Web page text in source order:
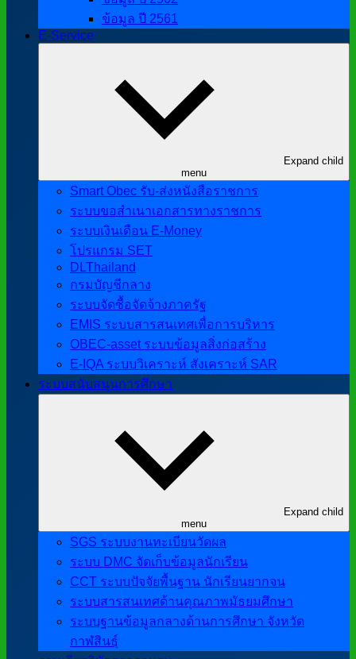
ข้อมูล ปี 2561
E-Service
Expand child
menu
Smart Obec รับ-ส่งหนังสือราชการ
ระบบขอสำเนาเอกสารทางราชการ
ระบบเงินเดือน E-Money
โปรแกรม SET
DLThailand
กรมบัญชีกลาง
ระบบจัดซื้อจัดจ้างภาครัฐ
EMIS ระบบสารสนเทศเพื่อการบริหาร
OBEC-asset ระบบข้อมูลสิ่งก่อสร้าง
E-IQA ระบบวิเคราะห์ สังเคราะห์ SAR
ระบบสนับสนุนการศึกษา
Expand child
menu
SGS ระบบงานทะเบียนวัดผล
ระบบ DMC จัดเก็บข้อมูลนักเรียน
CCT ระบบปัจจัยพื้นฐาน นักเรียนยากจน
ระบบสารสนเทศด้านคุณภาพมัธยมศึกษา
ระบบฐานข้อมูลกลางด้านการศึกษา จังหวัด
กาฬสินธุ์